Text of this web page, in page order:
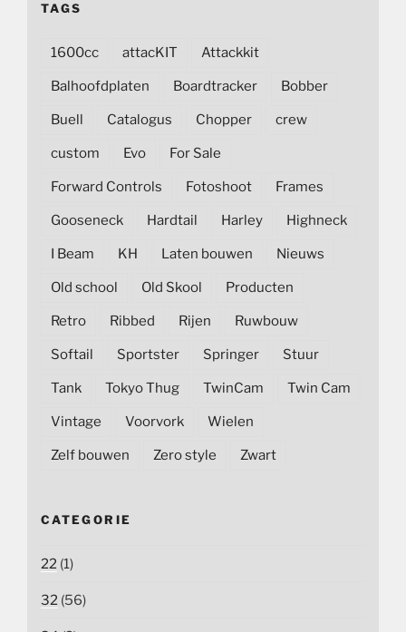
TAGS
1600cc attacKIT Attackkit
Balhoofdplaten Boardtracker Bobber
Buell Catalogus Chopper crew
custom Evo For Sale
Forward Controls Fotoshoot Frames
Gooseneck Hardtail Harley Highneck
I Beam KH Laten bouwen Nieuws
Old school Old Skool Producten
Retro Ribbed Rijen Ruwbouw
Softail Sportster Springer Stuur
Tank Tokyo Thug TwinCam Twin Cam
Vintage Voorvork Wielen
Zelf bouwen Zero style Zwart
CATEGORIE
22 (1)
32 (56)